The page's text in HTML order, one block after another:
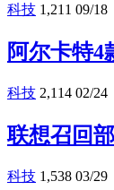
科技 1,211 09/18
阿尔卡特4
科技 2,114 02/24
联想召回
科技 1,538 03/29